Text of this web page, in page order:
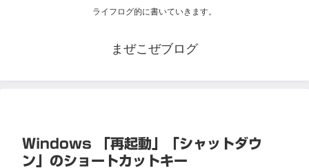
ライフログ的に書いていきます。
まぜこぜブログ
Windows 「再起動」「シャットダウ
ン」のショートカットキー